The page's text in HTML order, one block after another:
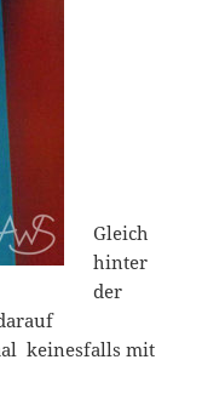
Gleich
hinter
der
keinesfalls mit